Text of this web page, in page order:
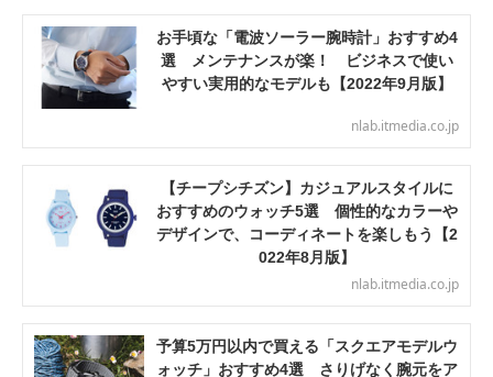
お手頃な「電波ソーラー腕時計」おすすめ4
選 メンテナンスが楽！ ビジネスで使い
やすい実用的なモデルも【2022年9月版】
nlab.itmedia.co.jp
【チープシチズン】カジュアルスタイルに
おすすめのウォッチ5選 個性的なカラーや
デザインで、コーディネートを楽しもう【2
022年8月版】
nlab.itmedia.co.jp
予算5万円以内で買える「スクエアモデルウ
ォッチ」おすすめ4選 さりげなく腕元をア